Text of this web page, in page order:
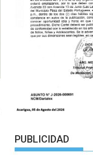
PUBLICIDAD